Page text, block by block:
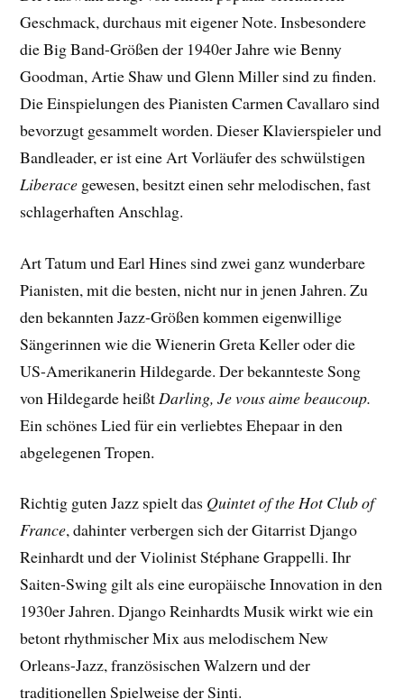
Geschmack, durchaus mit eigener Note. Insbesondere
die Big Band-Größen der 1940er Jahre wie Benny
Goodman, Artie Shaw und Glenn Miller sind zu finden.
Die Einspielungen des Pianisten Carmen Cavallaro sind
bevorzugt gesammelt worden. Dieser Klavierspieler und
Bandleader, er ist eine Art Vorläufer des schwülstigen
Liberace gewesen, besitzt einen sehr melodischen, fast
schlagerhaften Anschlag.
Art Tatum und Earl Hines sind zwei ganz wunderbare
Pianisten, mit die besten, nicht nur in jenen Jahren. Zu
den bekannten Jazz-Größen kommen eigenwillige
Sängerinnen wie die Wienerin Greta Keller oder die
US-Amerikanerin Hildegarde. Der bekannteste Song
von Hildegarde heißt Darling, Je vous aime beaucoup.
Ein schönes Lied für ein verliebtes Ehepaar in den
abgelegenen Tropen.
Richtig guten Jazz spielt das Quintet of the Hot Club of
France, dahinter verbergen sich der Gitarrist Django
Reinhardt und der Violinist Stéphane Grappelli. Ihr
Saiten-Swing gilt als eine europäische Innovation in den
1930er Jahren. Django Reinhardts Musik wirkt wie ein
betont rhythmischer Mix aus melodischem New
Orleans-Jazz, französischen Walzern und der
traditionellen Spielweise der Sinti.